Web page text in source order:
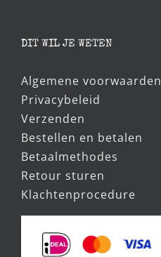
DIT WIL JE WETEN
Algemene voorwaarden
Privacybeleid
Verzenden
Bestellen en betalen
Betaalmethodes
Retour sturen
Klachtenprocedure